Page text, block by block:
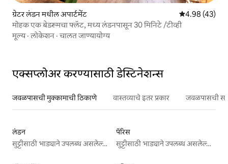
ग्रेटर लंडन मधील अपार्टमेंट 5 पैकी 4.98
4.98 (43)
मोहक एक बेडरूमचा फ्लॅट, मध्य लंडनपासून 30 मिनिटे /टीव्ही
मूल्य·लोकेशन ·चालत जाण्यायोग्य
एक्सप्लोअर करण्यासाठी डेस्टिनेशन्स
जवळपासची मुक्कामाची ठिकाणे वास्तव्याचे इतर प्रकार जवळपासची
लंडन
सुट्टीसाठी भाड्याने उपलब्ध असलेल्या जागा
पॅरिस
सुट्टीसाठी भाड्याने उपलब्ध असलेल्या जागा